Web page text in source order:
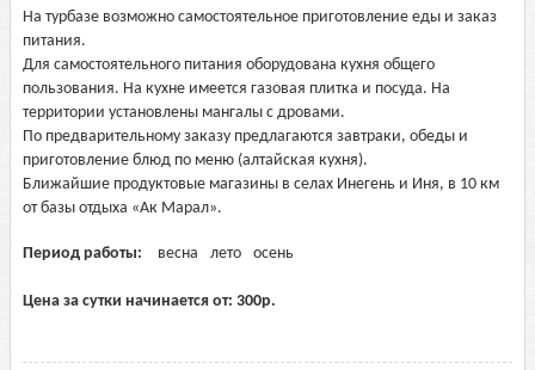
На турбазе возможно самостоятельное приготовление еды и заказ
питания.
Для самостоятельного питания оборудована кухня общего
пользования. На кухне имеется газовая плитка и посуда. На
территории установлены мангалы с дровами.
По предварительному заказу предлагаются завтраки, обеды и
приготовление блюд по меню (алтайская кухня).
Ближайшие продуктовые магазины в селах Инегень и Иня, в 10 км
от базы отдыха «Ак Марал».
Период работы: весна лето осень
Цена за сутки начинается от: 300р.